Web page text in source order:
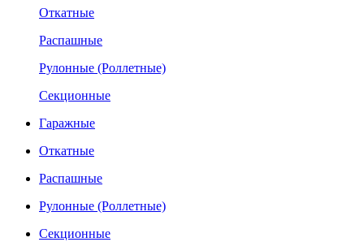
Откатные
Распашные
Рулонные (Роллетные)
Секционные
Гаражные
Откатные
Распашные
Рулонные (Роллетные)
Секционные